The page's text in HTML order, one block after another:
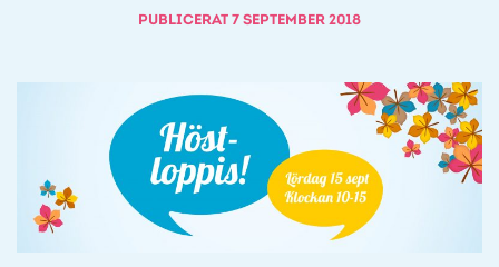
PUBLICERAT 7 SEPTEMBER 2018